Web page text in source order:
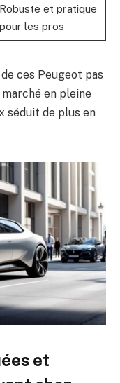
Robuste et pratique
pour les pros
ces Peugeot pas
en pleine
séduit de plus en
et